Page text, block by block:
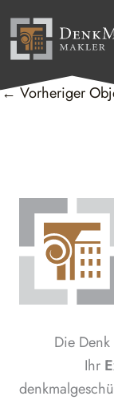
Inhalt
springen
←Vorheriger
Die
Ihr